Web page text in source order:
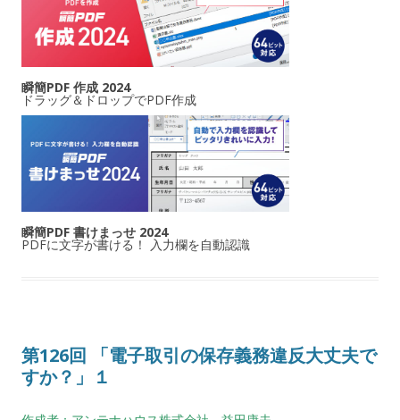
瞬簡PDF 作成 2024
ドラッグ＆ドロップでPDF作成
瞬簡PDF 書けまっせ 2024
PDFに文字が書ける！ 入力欄を自動認識
第126回 「電子取引の保存義務違反大丈夫で
すか？」１